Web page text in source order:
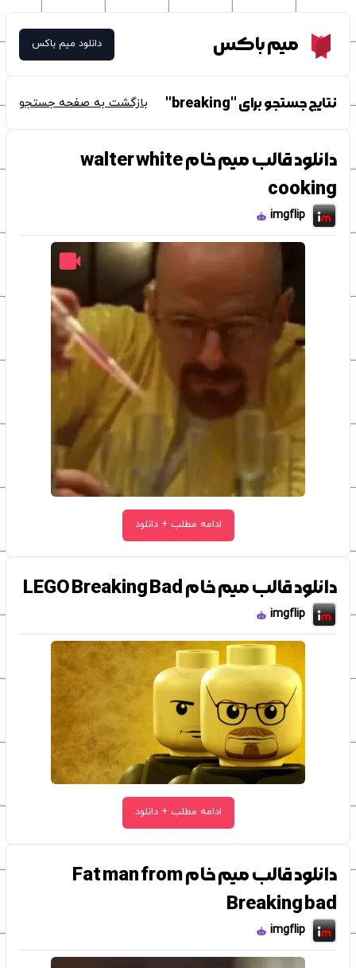
Meme Boxمیم باکس دانلود میم باکس
نتایج جستجو برای "breaking" بازگشت به صفحه جستجو
دانلود قالب میم خام walter white
cooking
imgflip
ادامه مطلب + دانلود
دانلود قالب میم خام LEGO Breaking Bad
imgflip
ادامه مطلب + دانلود
دانلود قالب میم خام Fat man from
Breaking bad
imgflip